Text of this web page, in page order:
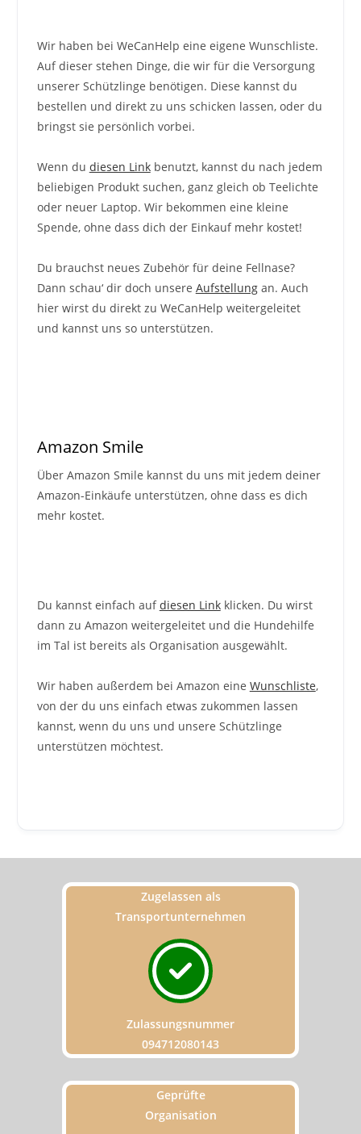
Wir haben bei WeCanHelp eine eigene Wunschliste.
Auf dieser stehen Dinge, die wir für die Versorgung
unserer Schützlinge benötigen. Diese kannst du
bestellen und direkt zu uns schicken lassen, oder du
bringst sie persönlich vorbei.
Wenn du diesen Linkbenutzt, kannst du nach jedem
beliebigen Produkt suchen, ganz gleich ob Teelichte
oder neuer Laptop. Wir bekommen eine kleine
Spende, ohne dass dich der Einkauf mehr kostet!
Du brauchst neues Zubehör für deine Fellnase?
Dann schau‘ dir doch unsere Aufstellungan. Auch
hier wirst du direkt zu WeCanHelp weitergeleitet
und kannst uns so unterstützen.
Amazon Smile
Über Amazon Smile kannst du uns mit jedem deiner
Amazon-Einkäufe unterstützen, ohne dass es dich
mehr kostet.
Du kannst einfach aufdiesen Linkklicken. Du wirst
dann zu Amazon weitergeleitet und die Hundehilfe
im Tal ist bereits als Organisation ausgewählt.
Wir haben außerdem bei Amazon eine Wunschliste,
von der du uns einfach etwas zukommen lassen
kannst, wenn du uns und unsere Schützlinge
unterstützen möchtest.
Zugelassen als
Transportunternehmen
Zulassungsnummer
094712080143
Geprüfte
Organisation